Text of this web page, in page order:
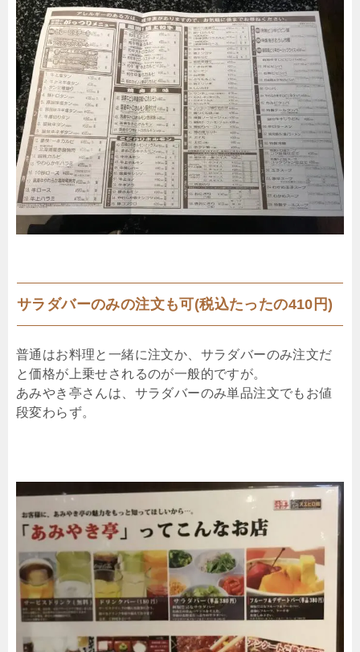
サラダバーのみの注文も可(税込たったの410円)
普通はお料理と一緒に注文か、サラダバーのみ注文だ
と価格が上乗せされるのが一般的ですが。
あみやき亭さんは、サラダバーのみ単品注文でもお値
段変わらず。